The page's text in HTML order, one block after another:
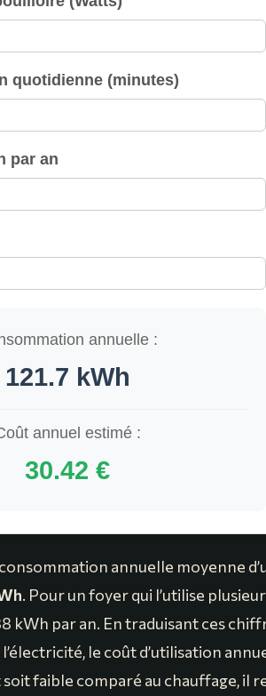
quotidienne (minutes)
par an
annuelle :
121.7 kWh
annuel estimé :
30.42 €
consommation annuelle moyenne
. Pour un foyer qui l’utilise
kWh par an. En traduisant ces
le coût d’utilisation
soit faible comparé au chauffage, il